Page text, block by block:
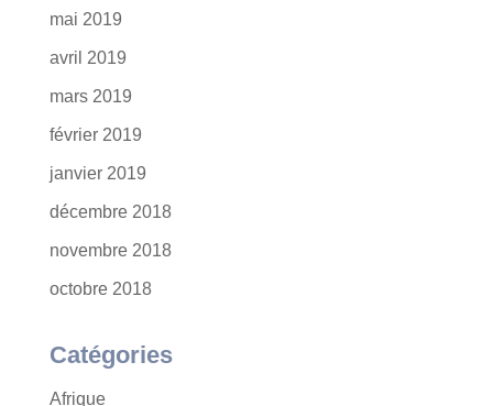
mai 2019
avril 2019
mars 2019
février 2019
janvier 2019
décembre 2018
novembre 2018
octobre 2018
Catégories
Afrique